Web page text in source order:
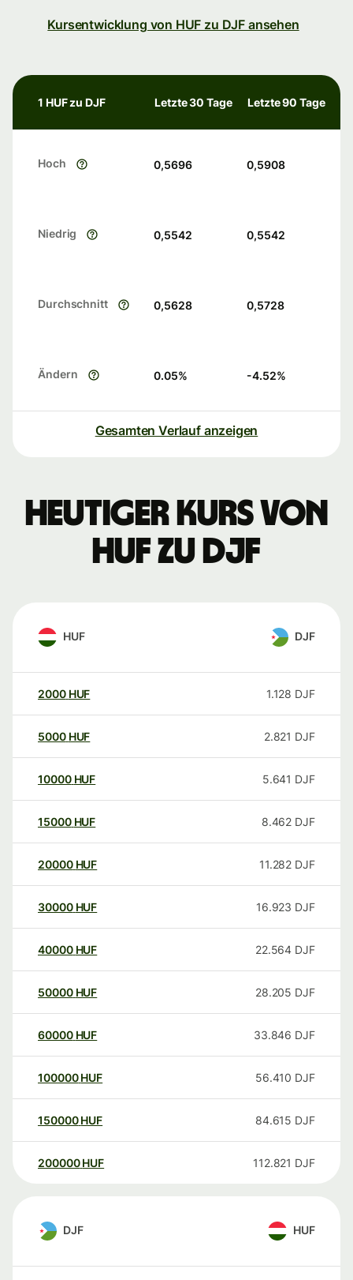
Kursentwicklung von HUF zu DJF ansehen
1 HUF zu DJF Letzte 30 Tage Letzte 90 Tage
Hoch 0,5696 0,5908
Niedrig 0,5542 0,5542
Durchschnitt 0,5628 0,5728
Ändern 0.05% -4.52%
Gesamten Verlauf anzeigen
Heutiger Kurs von
HUF zu DJF
HUF DJF
2000 HUF 1.128 DJF
5000 HUF 2.821 DJF
10000 HUF 5.641 DJF
15000 HUF 8.462 DJF
20000 HUF 11.282 DJF
30000 HUF 16.923 DJF
40000 HUF 22.564 DJF
50000 HUF 28.205 DJF
60000 HUF 33.846 DJF
100000 HUF 56.410 DJF
150000 HUF 84.615 DJF
200000 HUF 112.821 DJF
DJF HUF